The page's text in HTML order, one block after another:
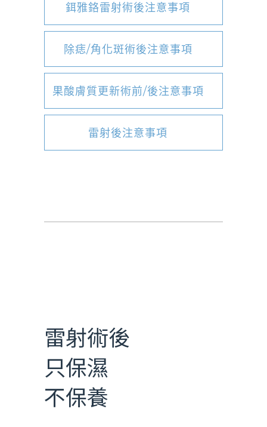
鉺雅鉻雷射術後注意事項
除痣/角化斑術後注意事項
果酸膚質更新術前/後注意事項
雷射後注意事項
雷射術後
只保濕
不保養